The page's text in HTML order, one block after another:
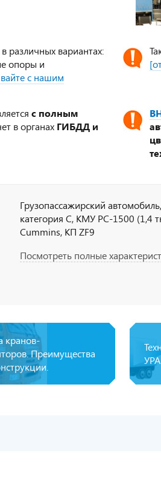
в различных вариантах:
опоры и
с нашим
с полным
в органах ГИБДД и
Грузопассажирский
категория С, КМУ PC-1500 (1,4
Cummins, КП ZF9
Посмотреть полные
кранов-
Преимущества